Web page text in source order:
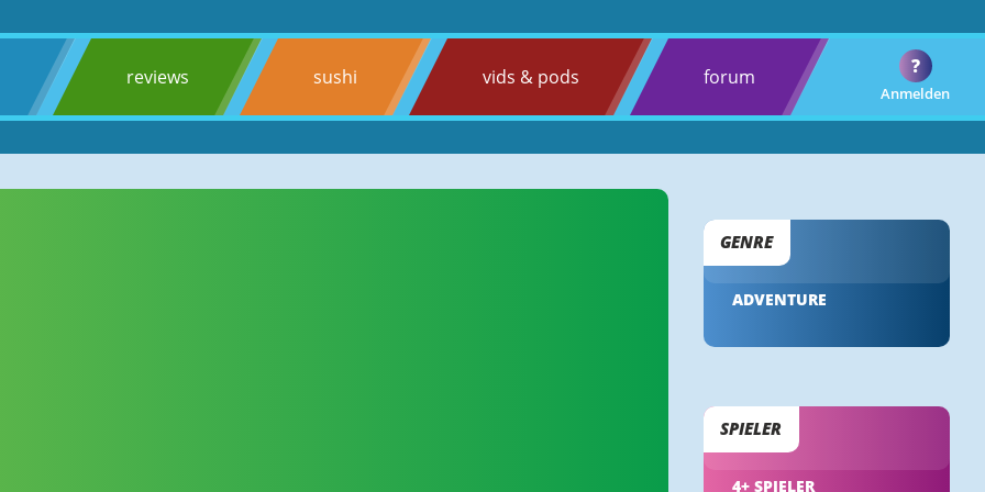
reviews sushi vids & pods forum
Anmelden
?
GENRE
ADVENTURE
SPIELER
4+ SPIELER